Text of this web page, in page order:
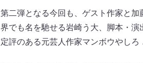
第二弾となる今回も、ゲスト作家と
界でも名を馳せる岩崎う大、脚本・
定評のある元芸人作家マンボウやしろ